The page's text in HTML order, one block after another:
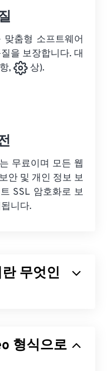
춤형 소프트웨어
을 보장합니다. 대
,
상).
무료이며 모든 웹
안 및 개인 정보 보
SSL 암호화로 보
니다.
무엇인
환되며, 코덱을 사
및 저장이 용이한